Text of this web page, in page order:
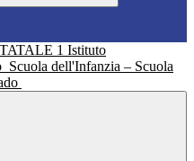
Istituto
Scuola dell'Infanzia – Scuola